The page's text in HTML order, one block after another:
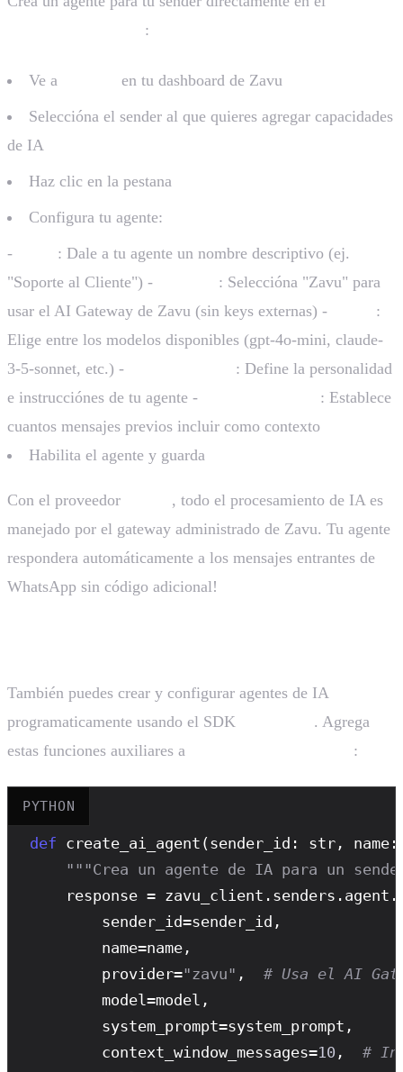
:
Ve a
en tu dashboard de Zavu
Seleccióna el sender al que quieres agregar capacidades
de IA
Haz clic en la pestana
Configura tu agente:
-
: Dale a tu agente un nombre descriptivo (ej.
"Soporte al Cliente") -
: Seleccióna "Zavu" para
usar el AI Gateway de Zavu (sin keys externas) -
:
Elige entre los modelos disponibles (gpt-4o-mini, claude-
3-5-sonnet, etc.) -
: Define la personalidad
e instrucciónes de tu agente -
: Establece
cuantos mensajes previos incluir como contexto
Habilita el agente y guarda
Con el proveedor
, todo el procesamiento de IA es
manejado por el gateway administrado de Zavu. Tu agente
respondera automáticamente a los mensajes entrantes de
WhatsApp sin código adicional!
También puedes crear y configurar agentes de IA
programaticamente usando el SDK
. Agrega
estas funciones auxiliares a
:
PYTHON
def create_ai_agent (sender_id: str,
"""Crea un agente de IA para un
    response = zavu_client.senders.agent.
        sender_id=sender_id,
        name=name,
        provider=
"zavu" , # Usa el AI
        model=model,
        system_prompt=system_prompt,
        context_window_messages=
10 , #